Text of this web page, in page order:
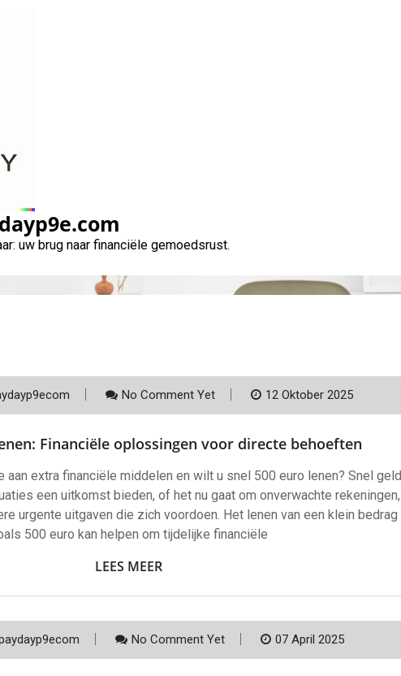
uw brug naar financiële gemoedsrust.
No Comment Yet 12 Oktober 2025
Financiële oplossingen voor directe behoeften
aan extra financiële middelen en wilt u snel 500 euro lenen? Snel geld
een uitkomst bieden, of het nu gaat om onverwachte rekeningen,
urgente uitgaven die zich voordoen. Het lenen van een klein bedrag
500 euro kan helpen om tijdelijke financiële
LEES MEER
No Comment Yet 07 April 2025